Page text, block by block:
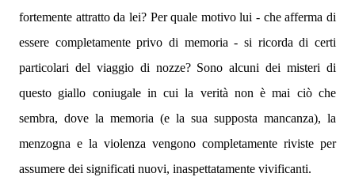
fortemente attratto da lei? Per quale motivo lui - che afferma di
essere completamente privo di memoria - si ricorda di certi
particolari del viaggio di nozze? Sono alcuni dei misteri di
questo giallo coniugale in cui la verità non è mai ciò che
sembra, dove la memoria (e la sua supposta mancanza), la
menzogna e la violenza vengono completamente riviste per
assumere dei significati nuovi, inaspettatamente vivificanti.